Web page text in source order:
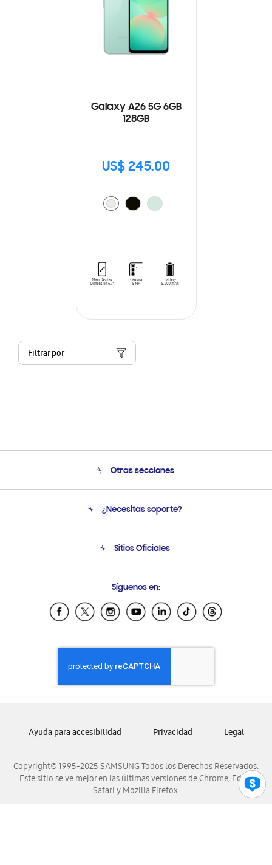
Galaxy A26 5G 6GB
128GB
US$ 245.00
Filtrar por
Otras secciones
Soporte
¿Necesitas soporte?
Soporte vía eMail
Sitios Oficiales
Samsung Ecuador
Samsung El Salvador
Samsung Honduras
Samsung Nicaragua
Samsung Panamá
Samsung Venezuela
Síguenos en:
Copyright© 1995-2025 SAMSUNG Todos los Derechos Reservados.
Este sitio se ve mejor en las últimas versiones de Chrome, Edge,
Safari y Mozilla Firefox.
Ayuda para accesibilidad Privacidad Legal